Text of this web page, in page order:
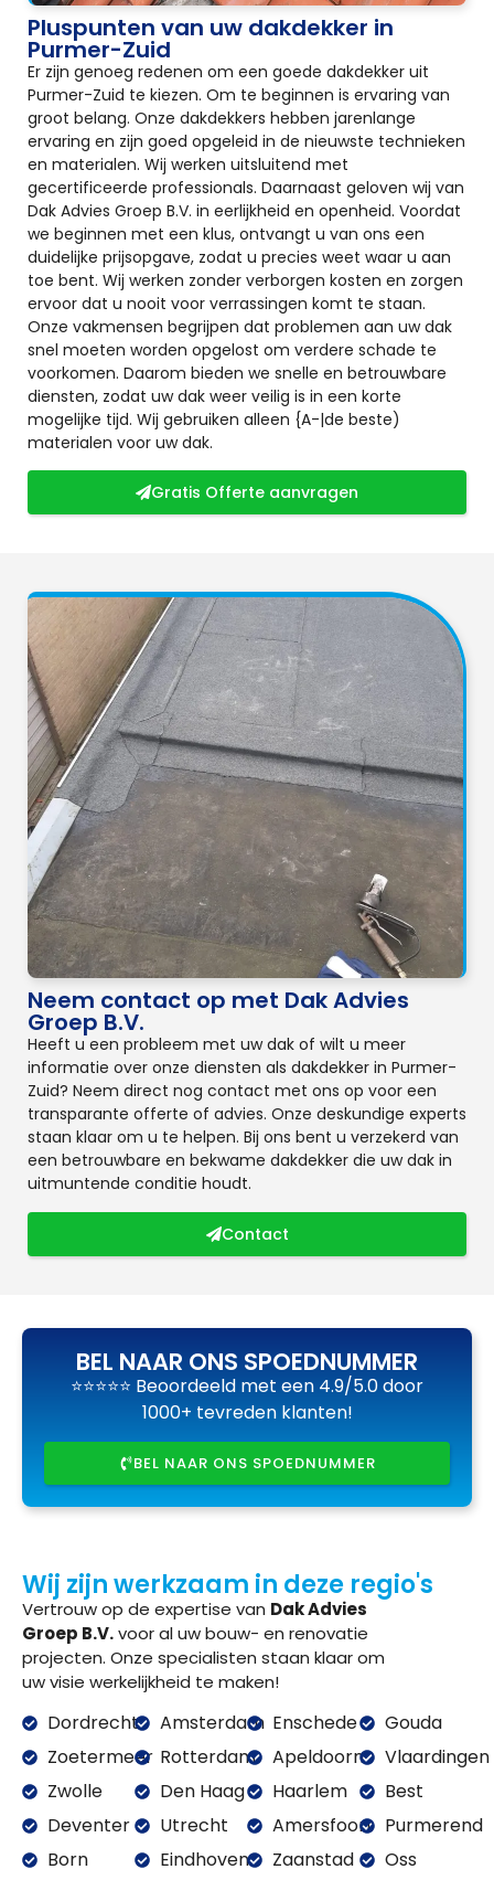
Pluspunten van uw dakdekker in
Purmer-Zuid
Er zijn genoeg redenen om een goede dakdekker uit
Purmer-Zuid te kiezen. Om te beginnen is ervaring van
groot belang. Onze dakdekkers hebben jarenlange
ervaring en zijn goed opgeleid in de nieuwste technieken
en materialen. Wij werken uitsluitend met
gecertificeerde professionals. Daarnaast geloven wij van
Dak Advies Groep B.V. in eerlijkheid en openheid. Voordat
we beginnen met een klus, ontvangt u van ons een
duidelijke prijsopgave, zodat u precies weet waar u aan
toe bent. Wij werken zonder verborgen kosten en zorgen
ervoor dat u nooit voor verrassingen komt te staan.
Onze vakmensen begrijpen dat problemen aan uw dak
snel moeten worden opgelost om verdere schade te
voorkomen. Daarom bieden we snelle en betrouwbare
diensten, zodat uw dak weer veilig is in een korte
mogelijke tijd. Wij gebruiken alleen {A-|de beste)
materialen voor uw dak.
Gratis Offerte aanvragen
Neem contact op met Dak Advies
Groep B.V.
Heeft u een probleem met uw dak of wilt u meer
informatie over onze diensten als dakdekker in Purmer-
Zuid? Neem direct nog contact met ons op voor een
transparante offerte of advies. Onze deskundige experts
staan klaar om u te helpen. Bij ons bent u verzekerd van
een betrouwbare en bekwame dakdekker die uw dak in
uitmuntende conditie houdt.
Contact
BEL NAAR ONS SPOEDNUMMER
⭐⭐⭐⭐⭐ Beoordeeld met een 4.9/5.0 door
1000+ tevreden klanten!
BEL NAAR ONS SPOEDNUMMER
Wij zijn werkzaam in deze regio's
Vertrouw op de expertise van Dak Advies
Groep B.V.voor al uw bouw- en renovatie
projecten. Onze specialisten staan klaar om
uw visie werkelijkheid te maken!
Dordrecht
Zoetermeer
Zwolle
Deventer
Born
Amsterdam
Rotterdam
Den Haag
Utrecht
Eindhoven
Enschede
Apeldoorn
Haarlem
Amersfoort
Zaanstad
Gouda
Vlaardingen
Best
Purmerend
Oss